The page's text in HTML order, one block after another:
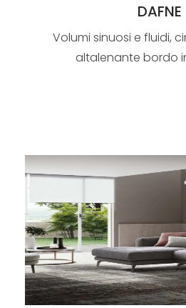
DAFNE
Volumi sinuosi e fluidi,
altalenante bordo